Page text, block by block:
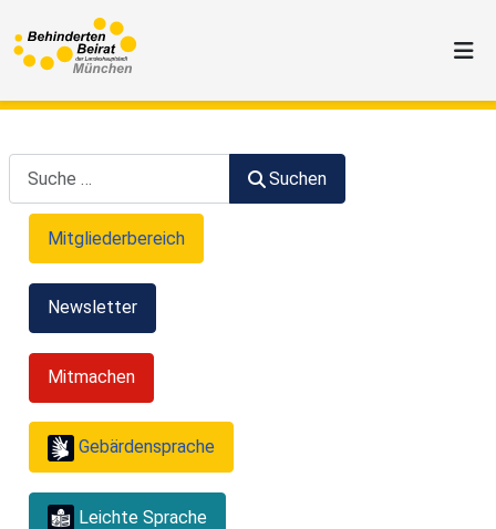
Suchen
Suchen
Mitgliederbereich
Newsletter
Mitmachen
Gebärdensprache
Leichte Sprache